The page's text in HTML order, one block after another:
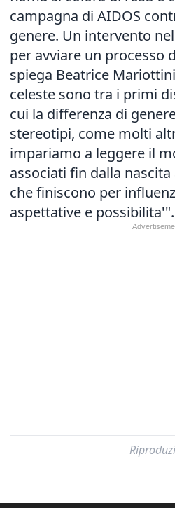
campagna di AIDOS
genere. Un intervento
per avviare un processo
spiega Beatrice
celeste sono tra i primi
cui la differenza di
stereotipi, come molti
impariamo a leggere il
associati fin dalla
che finiscono per
aspettative e possibilita'".